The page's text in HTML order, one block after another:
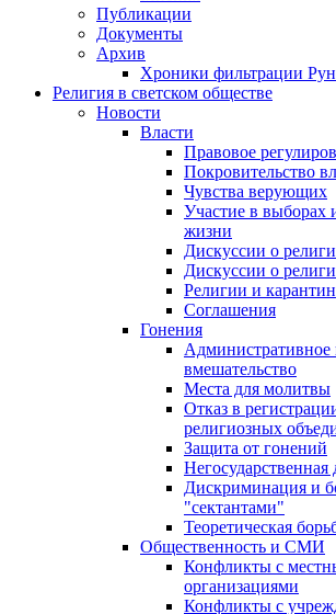
Публикации
Документы
Архив
Хроники фильтрации
Религия в светском обществе
Новости
Власти
Правовое
Покровительство
Чувства верующих
Участие в выборах
жизни
Дискуссии о
Дискуссии о
Религии и карантин
Соглашения
Гонения
Административное
вмешательство
Места для молитвы
Отказ в
религиозных
Защита от гонений
Дискриминация и
"сектантами"
Теоретическая
Общественность и СМИ
Конфликты с
организациями
Конфликты с